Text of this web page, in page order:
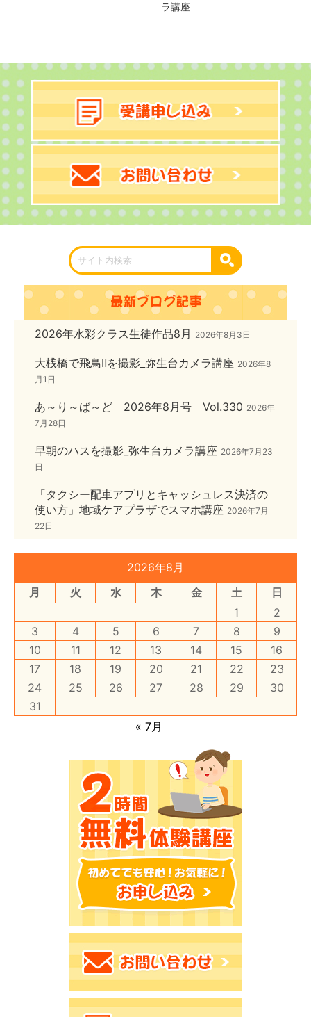
ラ講座
2026年水彩クラス生徒作品8月 2026年8月3日
大桟橋で飛鳥Ⅱを撮影_弥生台カメラ講座 2026年8
月1日
あ～り～ば～ど 2026年8月号 Vol.330 2026年
7月28日
早朝のハスを撮影_弥生台カメラ講座 2026年7月23
日
「タクシー配車アプリとキャッシュレス決済の
使い方」地域ケアプラザでスマホ講座 2026年7月
22日
2026年8月
月
火 水 木 金 土
日
1
2
3
4 5 6 7 8
9
10
11 12 13 14 15
16
17
18 19 20 21 22
23
24
25 26 27 28 29
30
31
« 7月